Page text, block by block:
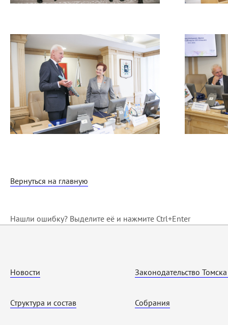
Вернуться на главную
Нашли ошибку? Выделите её и нажмите Ctrl+Enter
Новости
Структура и состав
Законодательство
Собрания